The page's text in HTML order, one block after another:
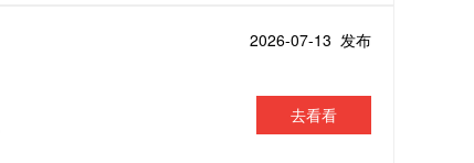
2026-07-13 发布
去看看